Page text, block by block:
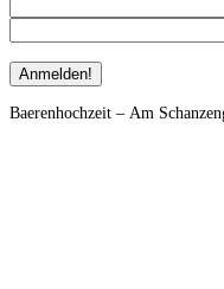
Footer
Baerenhochzeit – Am